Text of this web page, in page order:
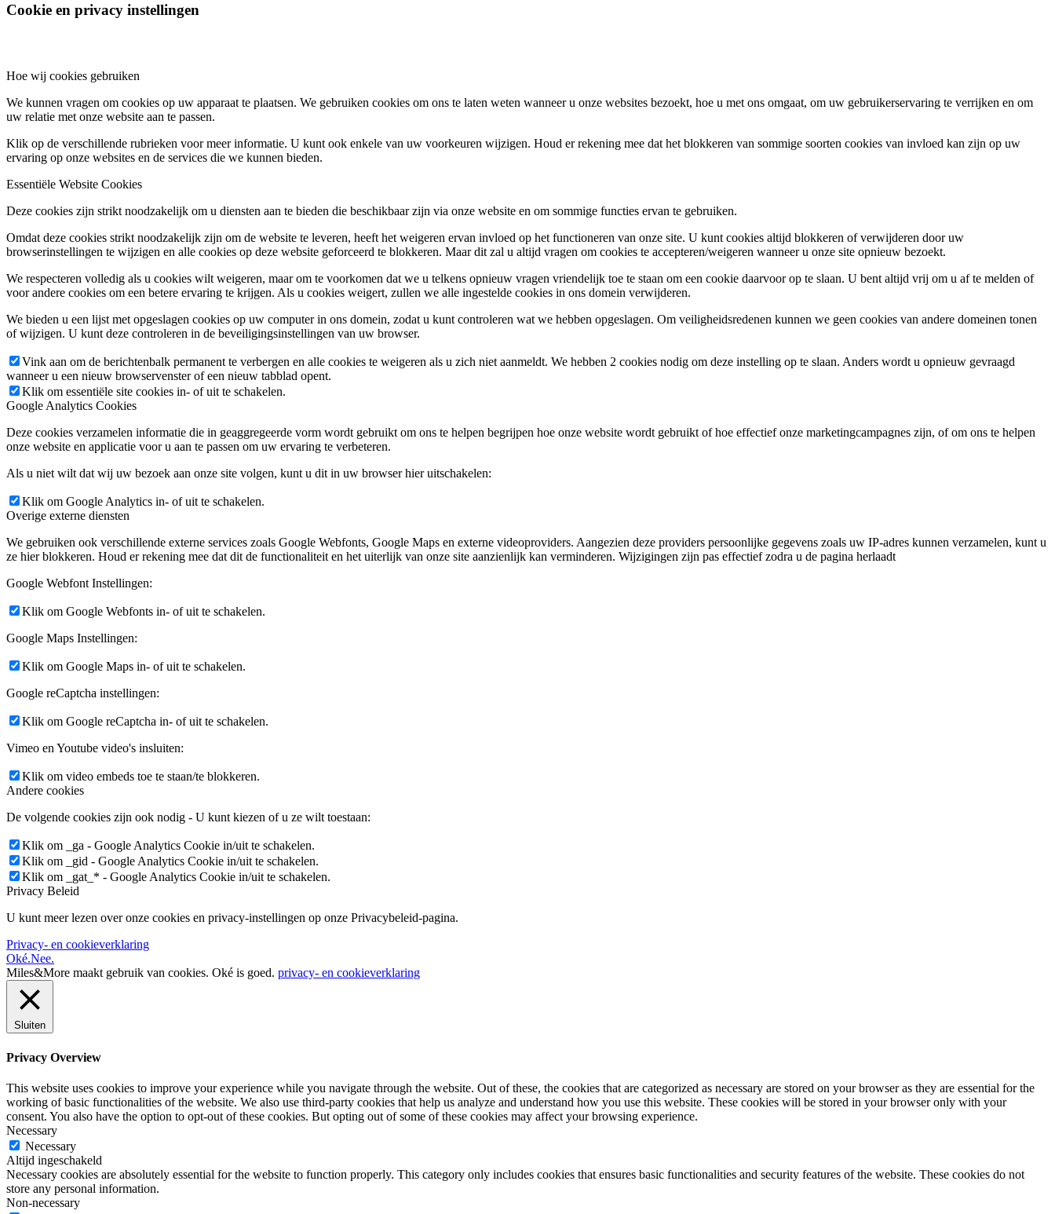
Cookie en privacy instellingen
Hoe wij cookies gebruiken
We kunnen vragen om cookies op uw apparaat te plaatsen. We gebruiken cookies om ons te laten weten wanneer u onze websites bezoekt, hoe u met ons omgaat, om uw gebruikerservaring te verrijken en om
uw relatie met onze website aan te passen.
Klik op de verschillende rubrieken voor meer informatie. U kunt ook enkele van uw voorkeuren wijzigen. Houd er rekening mee dat het blokkeren van sommige soorten cookies van invloed kan zijn op uw
ervaring op onze websites en de services die we kunnen bieden.
Essentiële Website Cookies
Deze cookies zijn strikt noodzakelijk om u diensten aan te bieden die beschikbaar zijn via onze website en om sommige functies ervan te gebruiken.
Omdat deze cookies strikt noodzakelijk zijn om de website te leveren, heeft het weigeren ervan invloed op het functioneren van onze site. U kunt cookies altijd blokkeren of verwijderen door uw
browserinstellingen te wijzigen en alle cookies op deze website geforceerd te blokkeren. Maar dit zal u altijd vragen om cookies te accepteren/weigeren wanneer u onze site opnieuw bezoekt.
We respecteren volledig als u cookies wilt weigeren, maar om te voorkomen dat we u telkens opnieuw vragen vriendelijk toe te staan om een cookie daarvoor op te slaan. U bent altijd vrij om u af te melden of
voor andere cookies om een betere ervaring te krijgen. Als u cookies weigert, zullen we alle ingestelde cookies in ons domein verwijderen.
We bieden u een lijst met opgeslagen cookies op uw computer in ons domein, zodat u kunt controleren wat we hebben opgeslagen. Om veiligheidsredenen kunnen we geen cookies van andere domeinen tonen
of wijzigen. U kunt deze controleren in de beveiligingsinstellingen van uw browser.
Vink aan om de berichtenbalk permanent te verbergen en alle cookies te weigeren als u zich niet aanmeldt. We hebben 2 cookies nodig om deze instelling op te slaan. Anders wordt u opnieuw gevraagd
wanneer u een nieuw browservenster of een nieuw tabblad opent.
Klik om essentiële site cookies in- of uit te schakelen.
Google Analytics Cookies
Deze cookies verzamelen informatie die in geaggregeerde vorm wordt gebruikt om ons te helpen begrijpen hoe onze website wordt gebruikt of hoe effectief onze marketingcampagnes zijn, of om ons te helpen
onze website en applicatie voor u aan te passen om uw ervaring te verbeteren.
Als u niet wilt dat wij uw bezoek aan onze site volgen, kunt u dit in uw browser hier uitschakelen:
Klik om Google Analytics in- of uit te schakelen.
Overige externe diensten
We gebruiken ook verschillende externe services zoals Google Webfonts, Google Maps en externe videoproviders. Aangezien deze providers persoonlijke gegevens zoals uw IP-adres kunnen verzamelen, kunt u
ze hier blokkeren. Houd er rekening mee dat dit de functionaliteit en het uiterlijk van onze site aanzienlijk kan verminderen. Wijzigingen zijn pas effectief zodra u de pagina herlaadt
Google Webfont Instellingen:
Klik om Google Webfonts in- of uit te schakelen.
Google Maps Instellingen:
Klik om Google Maps in- of uit te schakelen.
Google reCaptcha instellingen:
Klik om Google reCaptcha in- of uit te schakelen.
Vimeo en Youtube video's insluiten:
Klik om video embeds toe te staan/te blokkeren.
Andere cookies
De volgende cookies zijn ook nodig - U kunt kiezen of u ze wilt toestaan:
Klik om _ga - Google Analytics Cookie in/uit te schakelen.
Klik om _gid - Google Analytics Cookie in/uit te schakelen.
Klik om _gat_* - Google Analytics Cookie in/uit te schakelen.
Privacy Beleid
U kunt meer lezen over onze cookies en privacy-instellingen op onze Privacybeleid-pagina.
Privacy- en cookieverklaring
Oké.Nee.
Miles&More maakt gebruik van cookies. Oké is goed. privacy- en cookieverklaring
Sluiten
Privacy Overview
This website uses cookies to improve your experience while you navigate through the website. Out of these, the cookies that are categorized as necessary are stored on your browser as they are essential for the
working of basic functionalities of the website. We also use third-party cookies that help us analyze and understand how you use this website. These cookies will be stored in your browser only with your
consent. You also have the option to opt-out of these cookies. But opting out of some of these cookies may affect your browsing experience.
Necessary
Necessary
Altijd ingeschakeld
Necessary cookies are absolutely essential for the website to function properly. This category only includes cookies that ensures basic functionalities and security features of the website. These cookies do not
store any personal information.
Non-necessary